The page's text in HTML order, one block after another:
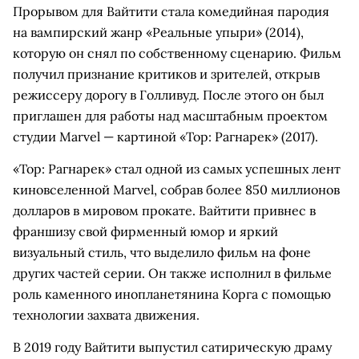
Прорывом для Вайтити стала комедийная пародия
на вампирский жанр «Реальные упыри» (2014),
которую он снял по собственному сценарию. Фильм
получил признание критиков и зрителей, открыв
режиссеру дорогу в Голливуд. После этого он был
приглашен для работы над масштабным проектом
студии Marvel — картиной «Тор: Рагнарек» (2017).
«Тор: Рагнарек» стал одной из самых успешных лент
киновселенной Marvel, собрав более 850 миллионов
долларов в мировом прокате. Вайтити привнес в
франшизу свой фирменный юмор и яркий
визуальный стиль, что выделило фильм на фоне
других частей серии. Он также исполнил в фильме
роль каменного инопланетянина Корга с помощью
технологии захвата движения.
В 2019 году Вайтити выпустил сатирическую драму